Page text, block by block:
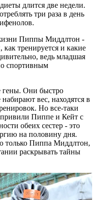
длится две недели.
три раза в день
Пиппы Миддлтон -
как тренируется и какие
ведь младшая
спортивным
гены. Они быстро
вес, находятся в
Но все-таки
привили Пиппе и Кейт с
обеих сестер - это
на половину дня.
только Пиппа Миддлтон,
раскрывать тайны